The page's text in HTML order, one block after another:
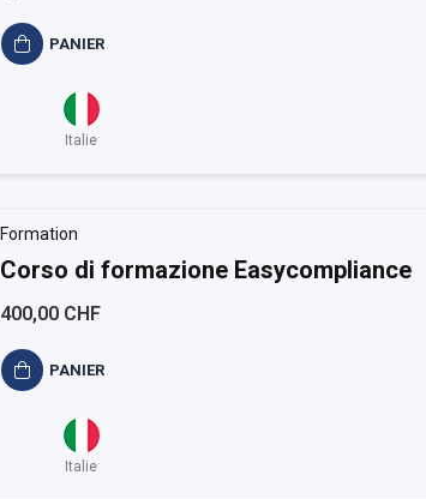
PANIER
Italie
Formation
Corso di formazione Easycompliance
400,00 CHF
PANIER
Italie